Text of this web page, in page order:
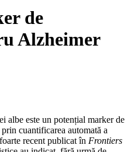
de
Alzheimer
albe este un potențial marker de
prin cuantificarea automată a
recent publicat în Frontiers